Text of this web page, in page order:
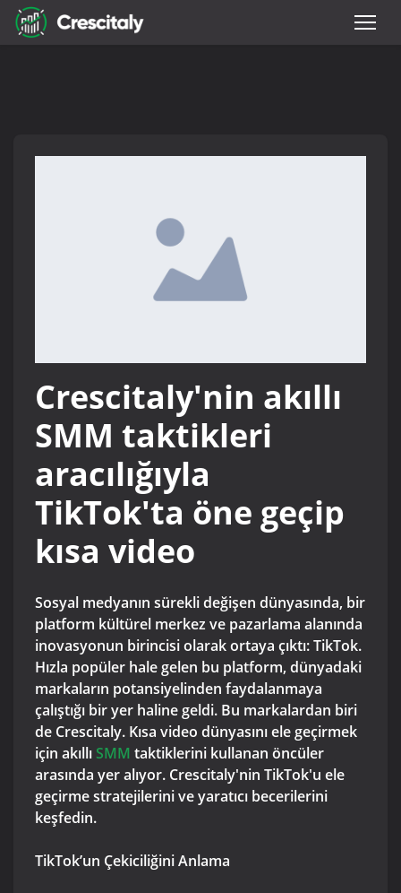
Crescitaly'nin akıllı
SMM taktikleri
aracılığıyla
TikTok'ta öne geçip
kısa video
Sosyal medyanın sürekli değişen dünyasında, bir
platform kültürel merkez ve pazarlama alanında
inovasyonun birincisi olarak ortaya çıktı: TikTok.
Hızla popüler hale gelen bu platform, dünyadaki
markaların potansiyelinden faydalanmaya
çalıştığı bir yer haline geldi. Bu markalardan biri
de Crescitaly. Kısa video dünyasını ele geçirmek
için akıllı SMM taktiklerini kullanan öncüler
arasında yer alıyor. Crescitaly'nin TikTok'u ele
geçirme stratejilerini ve yaratıcı becerilerini
keşfedin.
TikTok’un Çekiciliğini Anlama